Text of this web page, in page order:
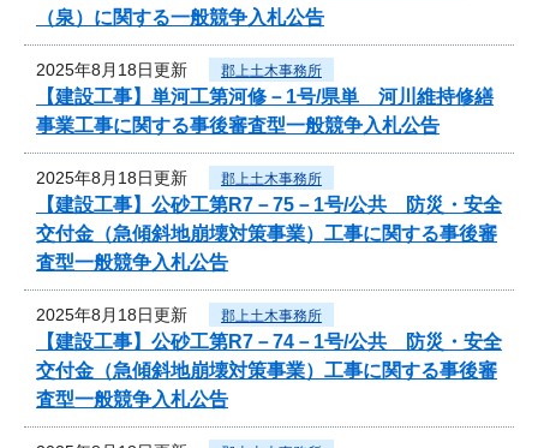
（泉）に関する一般競争入札公告
2025年8月18日更新 郡上土木事務所
【建設工事】単河工第河修－1号/県単 河川維持修繕
事業工事に関する事後審査型一般競争入札公告
2025年8月18日更新 郡上土木事務所
【建設工事】公砂工第R7－75－1号/公共 防災・安全
交付金（急傾斜地崩壊対策事業）工事に関する事後審
査型一般競争入札公告
2025年8月18日更新 郡上土木事務所
【建設工事】公砂工第R7－74－1号/公共 防災・安全
交付金（急傾斜地崩壊対策事業）工事に関する事後審
査型一般競争入札公告